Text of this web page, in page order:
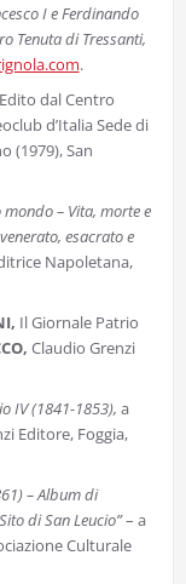
I e Ferdinando
Tenuta di Tressanti,
.
dal Centro
d’Italia Sede di
(1979), San
– Vita, morte e
esacrato e
Napoletana,
Il Giornale Patrio
Claudio Grenzi
IV (1841-1853), a
Editore, Foggia,
– Album di
di San Leucio”– a
Culturale